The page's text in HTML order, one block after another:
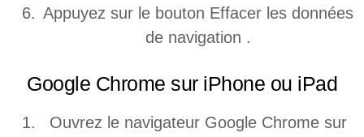
Appuyez sur le bouton Effacer les données
de navigation .
Google Chrome sur iPhone ou iPad
Ouvrez le navigateur Google Chrome sur